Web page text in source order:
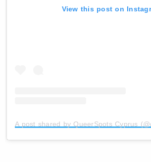
View this post on